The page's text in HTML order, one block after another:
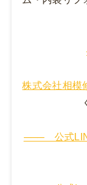
株式会社相模
─── 公式